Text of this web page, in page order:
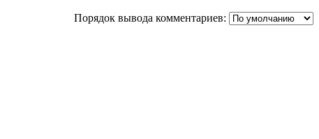
Порядок вывода комментариев: